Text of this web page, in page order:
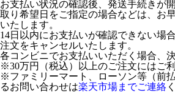
お支払い状況の確認後、発送手続きが
取り希望日をご指定の場合などは、お
いたします。
14日以内にお支払いが確認できない場
注文をキャンセルいたします。
各コンビニでお支払いいただく場合、
※30万円（税込）以上のご注文にはご
※ファミリーマート、ローソン等（前
るお問い合わせは楽天市場までご連絡